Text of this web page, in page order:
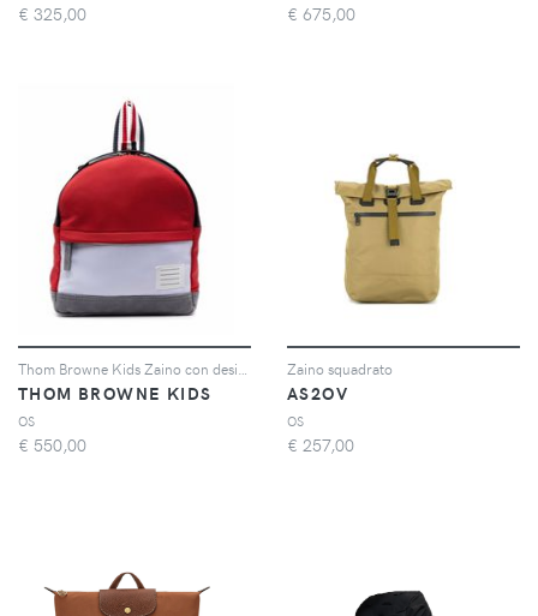
€ 325,00 € 675,00
THOM BROWNE KIDS
OS
€ 550,00
Zaino squadrato
AS2OV
OS
€ 257,00